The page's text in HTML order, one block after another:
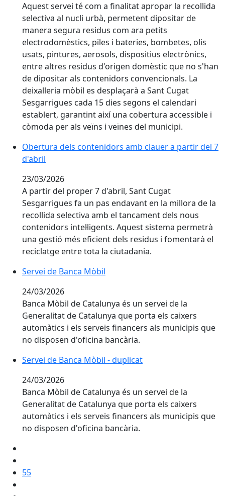
Aquest servei té com a finalitat apropar la recollida
selectiva al nucli urbà, permetent dipositar de
manera segura residus com ara petits
electrodomèstics, piles i bateries, bombetes, olis
usats, pintures, aerosols, dispositius electrònics,
entre altres residus d'origen domèstic que no s'han
de dipositar als contenidors convencionals. La
deixalleria mòbil es desplaçarà a Sant Cugat
Sesgarrigues cada 15 dies segons el calendari
establert, garantint així una cobertura accessible i
còmoda per als veïns i veïnes del municipi.
Obertura dels contenidors amb clauer a partir del 7
Obertura dels contenidors amb clauer a partir del 7
d'abril
23/03/2026
A partir del proper 7 d'abril, Sant Cugat
Sesgarrigues fa un pas endavant en la millora de la
recollida selectiva amb el tancament dels nous
contenidors intel·ligents. Aquest sistema permetrà
una gestió més eficient dels residus i fomentarà el
reciclatge entre tota la ciutadania.
Servei de Banca Mòbil
24/03/2026
Banca Mòbil de Catalunya és un servei de la
Generalitat de Catalunya que porta els caixers
automàtics i els serveis financers als municipis que
no disposen d'oficina bancària.
Servei de Banca Mòbil - duplicat
24/03/2026
Banca Mòbil de Catalunya és un servei de la
Generalitat de Catalunya que porta els caixers
automàtics i els serveis financers als municipis que
no disposen d'oficina bancària.
55